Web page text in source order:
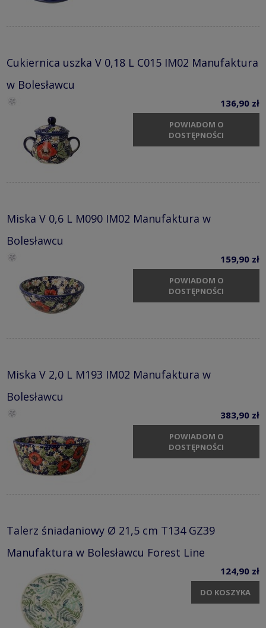
Cukiernica uszka V 0,18 L C015 IM02 Manufaktura
w Bolesławcu
136,90 zł
POWIADOM O
DOSTĘPNOŚCI
Miska V 0,6 L M090 IM02 Manufaktura w
Bolesławcu
159,90 zł
POWIADOM O
DOSTĘPNOŚCI
Miska V 2,0 L M193 IM02 Manufaktura w
Bolesławcu
383,90 zł
POWIADOM O
DOSTĘPNOŚCI
Talerz śniadaniowy Ø 21,5 cm T134 GZ39
Manufaktura w Bolesławcu Forest Line
124,90 zł
DO KOSZYKA